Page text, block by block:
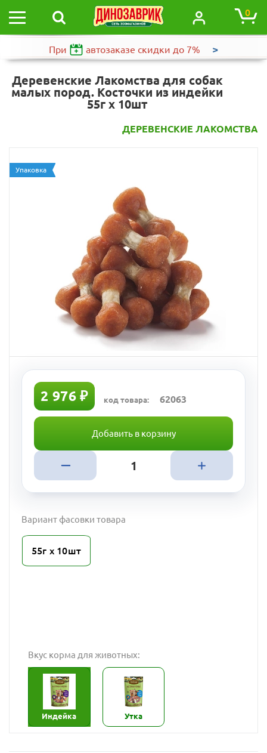
0
При автозаказе скидки до 7% >
Деревенские Лакомства для собак
малых пород. Косточки из индейки
55г х 10шт
ДЕРЕВЕНСКИЕ ЛАКОМСТВА
Упаковка
2 976 ₽ код товара: 62063
Добавить в корзину
Вариант фасовки товара
55г х 10шт
Вкус корма для животных:
Индейка Утка